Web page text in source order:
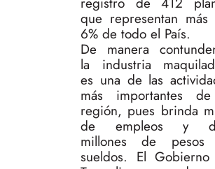
que representan más
6% de todo el País.
De manera
la industria
es una de las
más importantes
región, pues brinda
de empleos y
millones de pesos
sueldos. El